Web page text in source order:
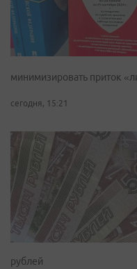
минимизировать приток
сегодня, 15:21
рублей